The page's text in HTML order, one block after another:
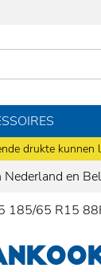
drukte kunnen
en
185/65 R15